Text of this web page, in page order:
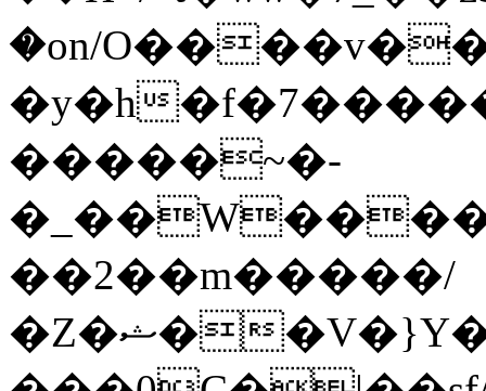
�on/
�y�h
�����~�-
��2��m�����/
�Z�ޝ��V�}Y�I�ծ�O�����S��]z��w��7�޷�����h���u��7w.ϻ���8X��ͮ�����W�dm�Jߜ��q/>?